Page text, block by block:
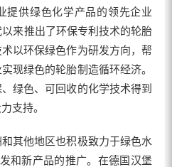
供绿色化学产品的领先企业
来推出了环保专利技术的轮胎
以环保绿色作为研发方向，帮
现绿色的轮胎制造循环经济。
绿色、可回收的化学技术得到
支持。
他地区也积极致力于绿色水
和新产品的推广。在德国汉堡